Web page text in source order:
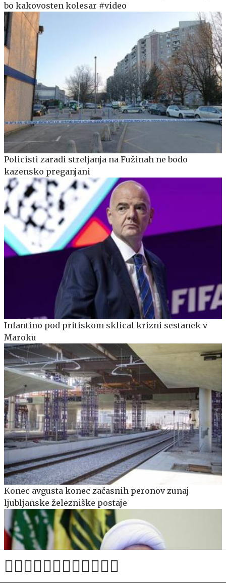
bo kakovosten kolesar #video
Policisti zaradi streljanja na Fužinah ne bodo
kazensko preganjani
Infantino pod pritiskom sklical krizni sestanek v
Maroku
Konec avgusta konec začasnih peronov zunaj
ljubljanske železniške postaje